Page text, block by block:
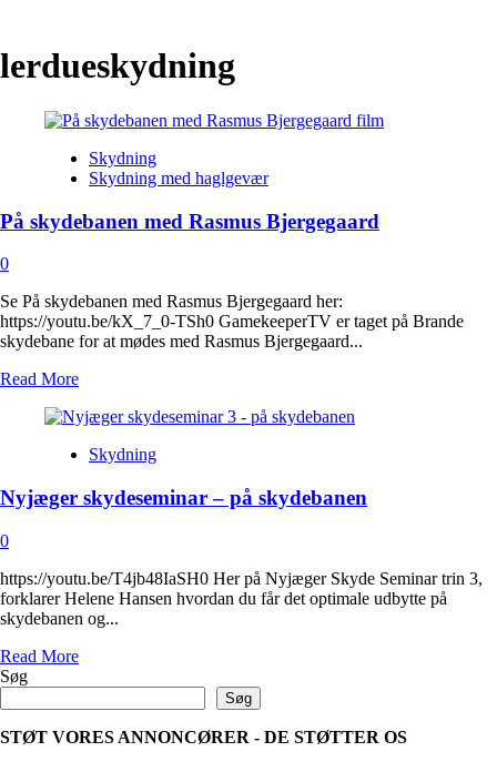
lerdueskydning
Skydning
Skydning med haglgevær
På skydebanen med Rasmus Bjergegaard
0
Se På skydebanen med Rasmus Bjergegaard her:
https://youtu.be/kX_7_0-TSh0 GamekeeperTV er taget på Brande
skydebane for at mødes med Rasmus Bjergegaard...
Read MoreRead
about
skydebanen
Rasmus
Skydning
Nyjæger skydeseminar – på skydebanen
0
https://youtu.be/T4jb48IaSH0 Her på Nyjæger Skyde Seminar trin 3,
forklarer Helene Hansen hvordan du får det optimale udbytte på
skydebanen og...
Read MoreRead
Nyjæger
skydeseminar
Søg
Søg
STØT VORES ANNONCØRER - DE STØTTER OS